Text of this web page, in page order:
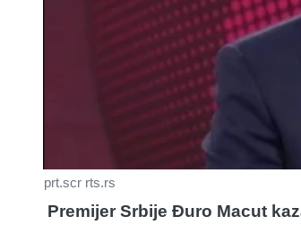
prt.scr rts.rs
Premijer Srbije Đuro Macut